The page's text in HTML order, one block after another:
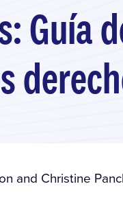
Guía
and Christine